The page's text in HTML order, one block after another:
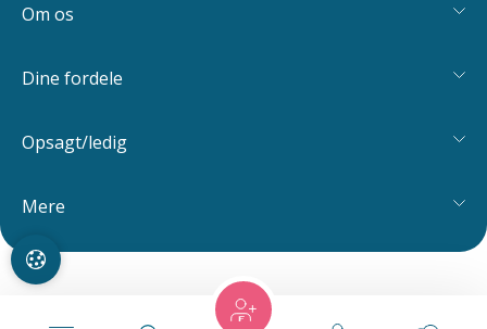
Om os
Dine fordele
Opsagt/ledig
Mere